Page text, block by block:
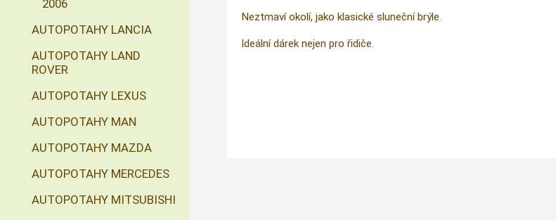
Neztmaví okolí, jako klasické sluneční brýle.
Ideální dárek nejen pro řidiče.
2006
AUTOPOTAHY LANCIA
AUTOPOTAHY LAND
ROVER
AUTOPOTAHY LEXUS
AUTOPOTAHY MAN
AUTOPOTAHY MAZDA
AUTOPOTAHY MERCEDES
AUTOPOTAHY MITSUBISHI